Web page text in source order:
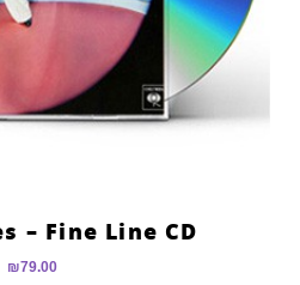
– Fine Line CD
₪79.00